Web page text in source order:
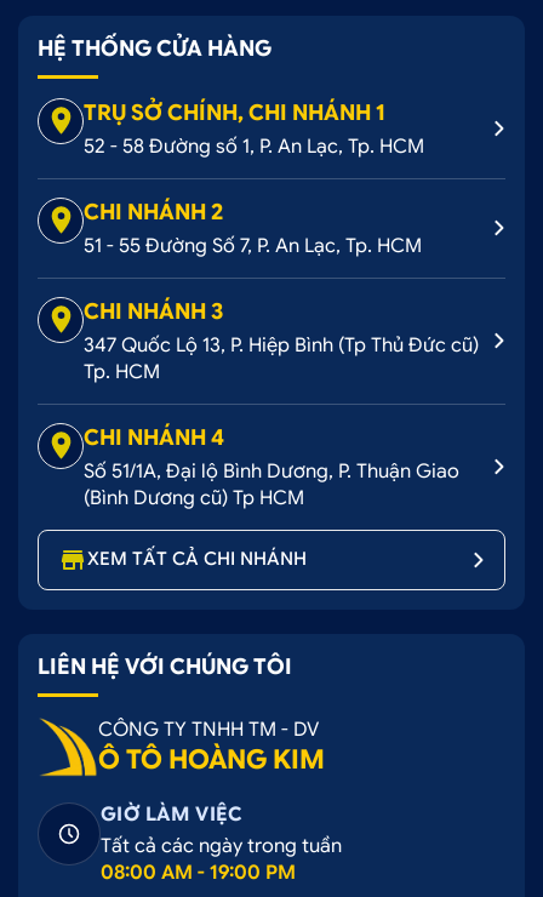
HỆ THỐNG CỬA HÀNG
TRỤ SỞ CHÍNH, CHI NHÁNH 1
52 - 58 Đường số 1, P. An Lạc, Tp. HCM
CHI NHÁNH 2
51 - 55 Đường Số 7, P. An Lạc, Tp. HCM
CHI NHÁNH 3
347 Quốc Lộ 13, P. Hiệp Bình (Tp Thủ Đức cũ)
Tp. HCM
CHI NHÁNH 4
Số 51/1A, Đại lộ Bình Dương, P. Thuận Giao
(Bình Dương cũ) Tp HCM
XEM TẤT CẢ CHI NHÁNH
LIÊN HỆ VỚI CHÚNG TÔI
CÔNG TY TNHH TM - DV
Ô TÔ HOÀNG KIM
GIỜ LÀM VIỆC
Tất cả các ngày trong tuần
08:00 AM - 19:00 PM